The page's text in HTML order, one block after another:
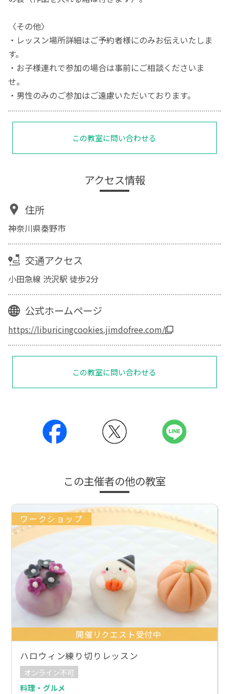
〈その他〉
・レッスン場所詳細はご予約者様にのみお伝えいたしま
す。
・お子様連れで参加の場合は事前にご相談くださいま
せ。
・男性のみのご参加はご遠慮いただいております。
この教室に問い合わせる
アクセス情報
住所
神奈川県秦野市
交通アクセス
小田急線 渋沢駅 徒歩2分
公式ホームページ
https://liburicingcookies.jimdofree.com/
この教室に問い合わせる
この主催者の他の教室
ワークショップ
開催リクエスト受付中
ハロウィン練り切りレッスン
オンライン不可
料理・グルメ